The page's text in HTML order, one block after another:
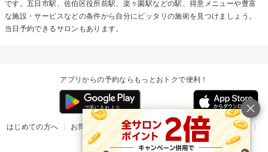
です。五日市駅、佐伯区役所前駅、楽々園駅などの駅、得意メニューや豊富
な施設・サービスなどの条件から自分にピッタリの施術を見つけましょう。
当日予約できるサロンもあります。
アプリからの予約ならもっとおトクで便利！
はじめての方へ お問い合わせ ヘルプ リリース情報
利用規約
掲載ご希望のサロン様